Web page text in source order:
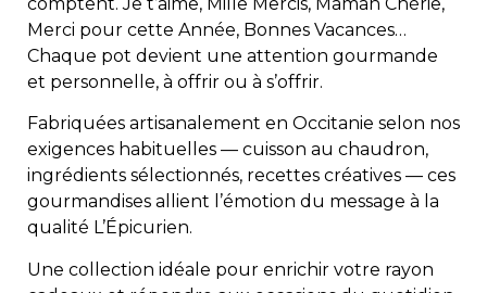
Merci pour cette Année, Bonnes Vacances…
Chaque pot devient une attention gourmande
et personnelle, à offrir ou à s’offrir.
Fabriquées artisanalement en Occitanie selon nos
exigences habituelles — cuisson au chaudron,
ingrédients sélectionnés, recettes créatives — ces
gourmandises allient l’émotion du message à la
qualité L’Épicurien.
Une collection idéale pour enrichir votre rayon